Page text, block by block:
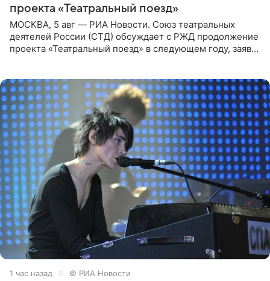
проекта «Театральный поезд»
МОСКВА, 5 авг — РИА Новости. Союз театральных
деятелей России (СТД) обсуждает с РЖД продолжение
проекта «Театральный поезд» в следующем году, заявил
1 час назад © РИА Новости